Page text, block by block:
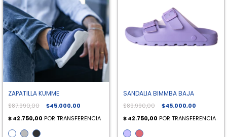
ZAPATILLA KUMME
$87.990,00 $45.000,00
SANDALIA BIMMBA BAJA
$89.990,00 $45.000,00